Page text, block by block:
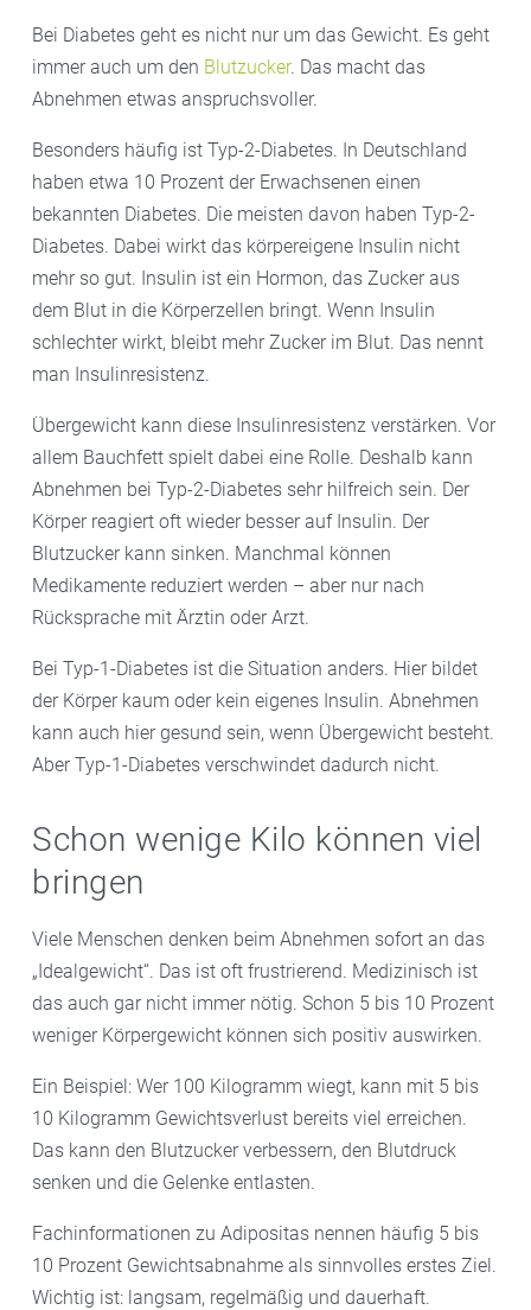
Bei Diabetes geht es nicht nur um das Gewicht. Es geht
immer auch um den Blutzucker. Das macht das
Abnehmen etwas anspruchsvoller.
Besonders häufig ist Typ-2-Diabetes. In Deutschland
haben etwa 10 Prozent der Erwachsenen einen
bekannten Diabetes. Die meisten davon haben Typ-2-
Diabetes. Dabei wirkt das körpereigene Insulin nicht
mehr so gut. Insulin ist ein Hormon, das Zucker aus
dem Blut in die Körperzellen bringt. Wenn Insulin
schlechter wirkt, bleibt mehr Zucker im Blut. Das nennt
man Insulinresistenz.
Übergewicht kann diese Insulinresistenz verstärken. Vor
allem Bauchfett spielt dabei eine Rolle. Deshalb kann
Abnehmen bei Typ-2-Diabetes sehr hilfreich sein. Der
Körper reagiert oft wieder besser auf Insulin. Der
Blutzucker kann sinken. Manchmal können
Medikamente reduziert werden – aber nur nach
Rücksprache mit Ärztin oder Arzt.
Bei Typ-1-Diabetes ist die Situation anders. Hier bildet
der Körper kaum oder kein eigenes Insulin. Abnehmen
kann auch hier gesund sein, wenn Übergewicht besteht.
Aber Typ-1-Diabetes verschwindet dadurch nicht.
Schon wenige Kilo können viel
bringen
Viele Menschen denken beim Abnehmen sofort an das
„Idealgewicht“. Das ist oft frustrierend. Medizinisch ist
das auch gar nicht immer nötig. Schon 5 bis 10 Prozent
weniger Körpergewicht können sich positiv auswirken.
Ein Beispiel: Wer 100 Kilogramm wiegt, kann mit 5 bis
10 Kilogramm Gewichtsverlust bereits viel erreichen.
Das kann den Blutzucker verbessern, den Blutdruck
senken und die Gelenke entlasten.
Fachinformationen zu Adipositas nennen häufig 5 bis
10 Prozent Gewichtsabnahme als sinnvolles erstes Ziel.
Wichtig ist: langsam, regelmäßig und dauerhaft.